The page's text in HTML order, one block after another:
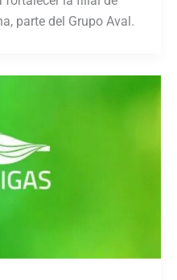
parte del Grupo Aval.